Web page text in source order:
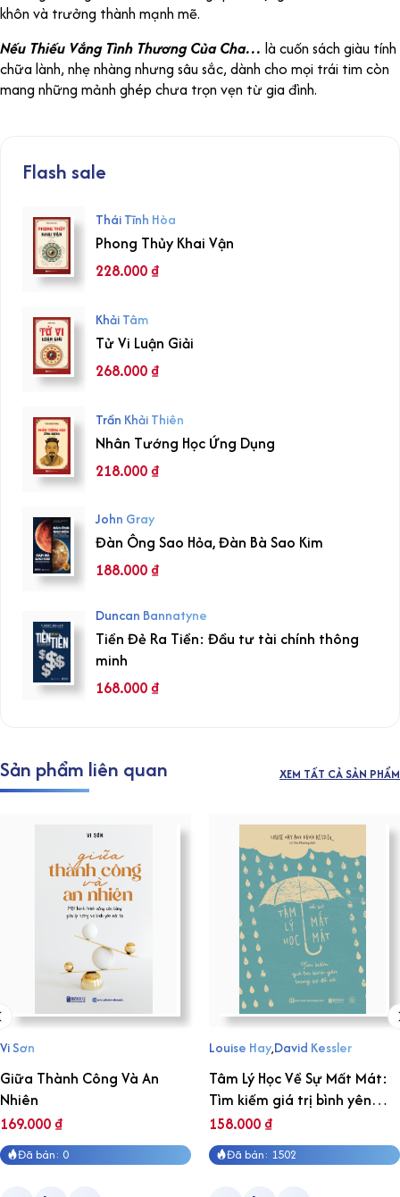
khôn và trưởng thành mạnh mẽ.
Nếu Thiếu Vắng Tình Thương Của Cha… là cuốn sách giàu tính
chữa lành, nhẹ nhàng nhưng sâu sắc, dành cho mọi trái tim còn
mang những mảnh ghép chưa trọn vẹn từ gia đình.
Flash sale
Thái Tĩnh Hòa
Phong Thủy Khai Vận
228.000₫
Khải Tâm
Tử Vi Luận Giải
268.000₫
Trần Khải Thiên
Nhân Tướng Học Ứng Dụng
218.000₫
John Gray
Đàn Ông Sao Hỏa, Đàn Bà Sao Kim
188.000₫
Duncan Bannatyne
Tiền Đẻ Ra Tiền: Đầu tư tài chính thông
minh
168.000₫
Sản phẩm liên quan XEM TẤT CẢ SẢN PHẨM
Vi Sơn
Giữa Thành Công Và An
Nhiên
169.000₫
Đã bán: 0
Louise Hay,David Kessler
Tâm Lý Học Về Sự Mất Mát:
Tìm kiếm giá trị bình yên
trong sự đổ vỡ
158.000₫
Đã bán: 1502